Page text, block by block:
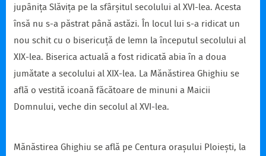
jupânița Slăvița pe la sfârșitul secolului al XVI-lea. Acesta
însă nu s-a păstrat până astăzi. În locul lui s-a ridicat un
nou schit cu o bisericuță de lemn la începutul secolului al
XIX-lea. Biserica actuală a fost ridicată abia în a doua
jumătate a secolului al XIX-lea. La Mănăstirea Ghighiu se
află o vestită icoană făcătoare de minuni a Maicii
Domnului, veche din secolul al XVI-lea.
Mănăstirea Ghighiu se află pe Centura orașului Ploiești, la